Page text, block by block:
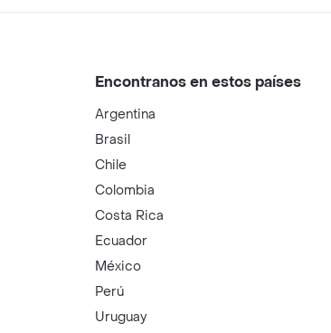
Encontranos en estos países
Argentina
Brasil
Chile
Colombia
Costa Rica
Ecuador
México
Perú
Uruguay